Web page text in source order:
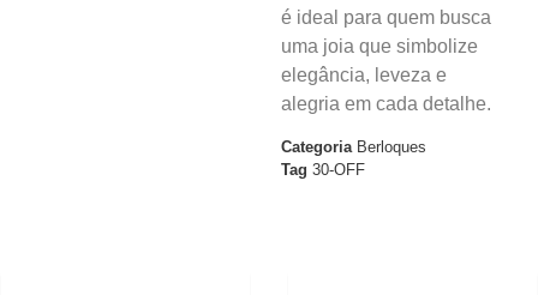
é ideal para quem busca
uma joia que simbolize
elegância, leveza e
alegria em cada detalhe.
Categoria Berloques
Tag 30-OFF